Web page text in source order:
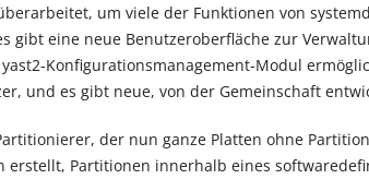
um viele der Funktionen von
gibt eine neue Benutzeroberfläche zur
Konfigurationsmanagement-Modul
und es gibt neue, von der Gemeinschaft
der nun ganze Platten ohne
erstellt, Partitionen innerhalb eines